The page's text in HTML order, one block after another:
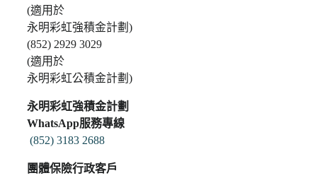
(適用於
永明彩虹強積金計劃)
(852) 2929 3029
(適用於
永明彩虹公積金計劃)
永明彩虹強積金計劃
WhatsApp服務專線
(852) 3183 2688
團體保險行政客戶